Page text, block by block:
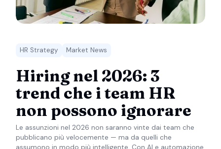
HR Strategy Market News
Hiring nel 2026: 3
trend che i team HR
non possono ignorare
Le assunzioni nel 2026 non saranno vinte dai team che
pubblicano più velocemente — ma da quelli che
assumono in modo più intelligente. Con AI e automazione